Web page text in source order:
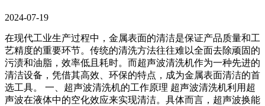
2024-07-19
在现代工业生产过程中，金属表面的清洁是保证产品质量和工
艺精度的重要环节。传统的清洗方法往往难以全面去除顽固的
污渍和油脂，效率低且耗时。而超声波清洗机作为一种先进的
清洁设备，凭借其高效、环保的特点，成为金属表面清洁的首
选工具。 一、超声波清洗机的工作原理 超声波清洗机利用超
声波在液体中的空化效应来实现清洁。具体而言，超声波换能